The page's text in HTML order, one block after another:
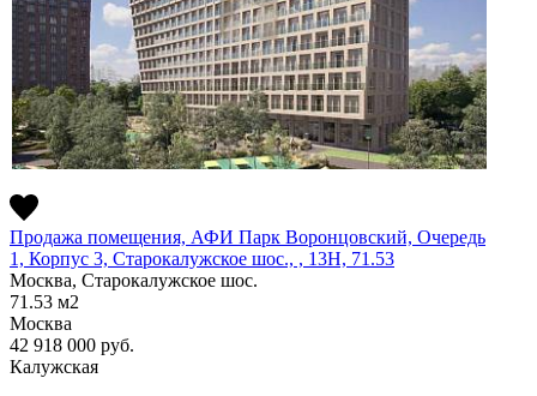
Продажа помещения, АФИ Парк Воронцовский, Очередь
1, Корпус 3, Старокалужское шос., , 13Н, 71.53
Москва, Старокалужское шос.
71.53 м2
Москва
42 918 000 руб.
Калужская